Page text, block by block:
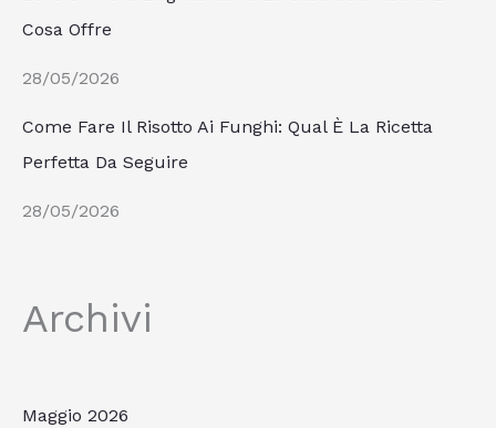
Cosa Offre
28/05/2026
Come Fare Il Risotto Ai Funghi: Qual È La Ricetta
Perfetta Da Seguire
28/05/2026
Archivi
Maggio 2026